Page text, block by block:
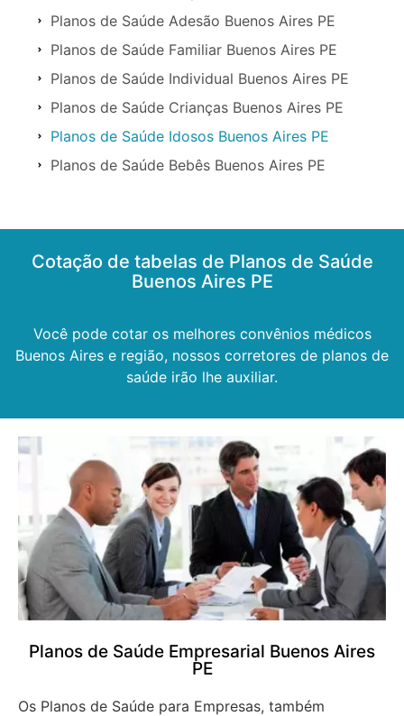
Planos de Saúde Adesão Buenos Aires PE
Planos de Saúde Familiar Buenos Aires PE
Planos de Saúde Individual Buenos Aires PE
Planos de Saúde Crianças Buenos Aires PE
Planos de Saúde Idosos Buenos Aires PE
Planos de Saúde Bebês Buenos Aires PE
Cotação de tabelas de Planos de Saúde
Buenos Aires PE
Você pode cotar os melhores convênios médicos
Buenos Aires e região, nossos corretores de planos de
saúde irão lhe auxiliar.
Planos de Saúde Empresarial Buenos Aires
PE
Os Planos de Saúde para Empresas, também